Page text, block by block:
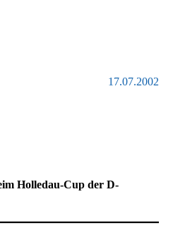
17.07.2002
Holledau-Cup der D-